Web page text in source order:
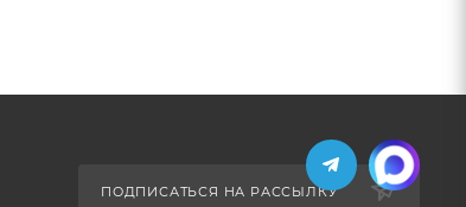
ПОДПИСАТЬСЯ НА РАССЫЛКУ